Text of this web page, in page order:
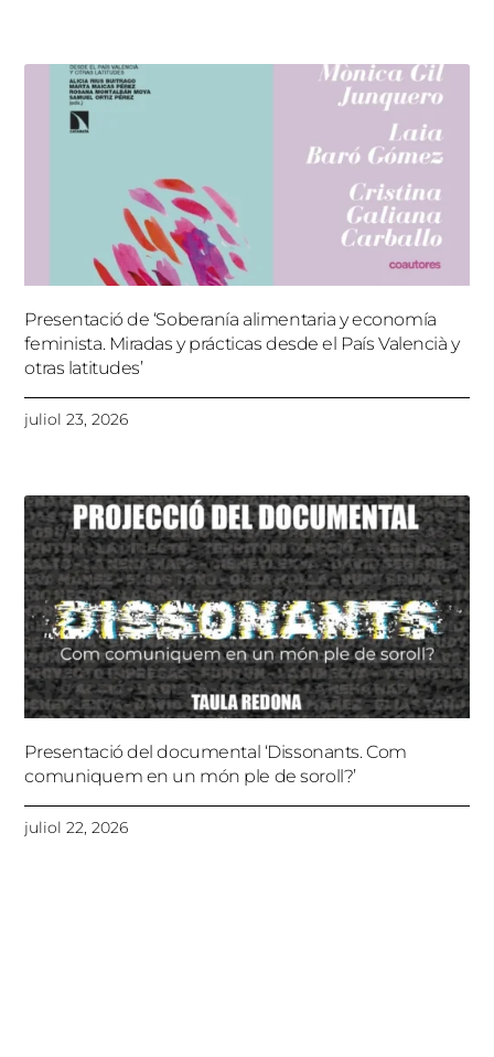
Presentació de ‘Soberanía alimentaria y economía
feminista. Miradas y prácticas desde el País Valencià y
otras latitudes’
juliol 23, 2026
Presentació del documental ‘Dissonants. Com
comuniquem en un món ple de soroll?’
juliol 22, 2026